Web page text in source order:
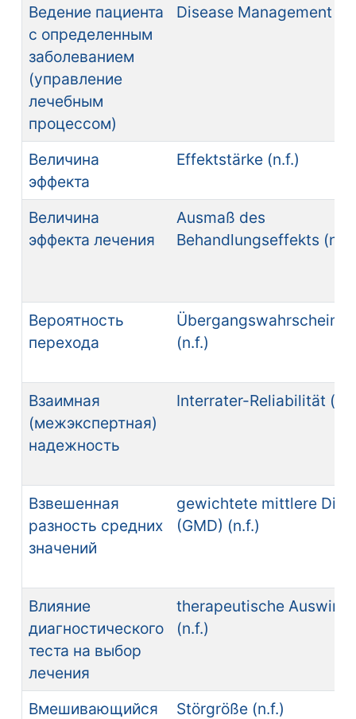
Ведение пациента
с определенным
заболеванием
(управление
лечебным
процессом)
Disease Management
Величина
эффекта
Effektstärke (n.f.)
Величина
эффекта лечения
Ausmaß des
Behandlungseffekts
Вероятность
перехода
(n.f.)
Взаимная
(межэкспертная)
надежность
Interrater-Reliabilität
Взвешенная
разность средних
значений
gewichtete mittlere
(GMD) (n.f.)
Влияние
диагностического
теста на выбор
лечения
therapeutische
(n.f.)
Вмешивающийся
Störgröße (n.f.)